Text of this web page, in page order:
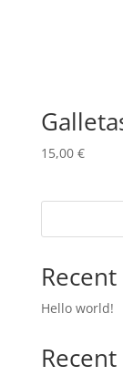
15,00 €
Hello world!